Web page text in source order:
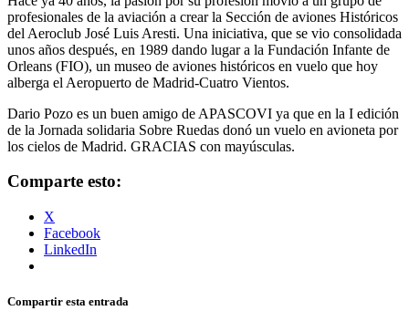
profesionales de la aviación a crear la Sección de aviones Históricos
del Aeroclub José Luis Aresti. Una iniciativa, que se vio consolidada
unos años después, en 1989 dando lugar a la Fundación Infante de
Orleans (FIO), un museo de aviones históricos en vuelo que hoy
alberga el Aeropuerto de Madrid-Cuatro Vientos.
Dario Pozo es un buen amigo de APASCOVI ya que en la I edición
de la Jornada solidaria Sobre Ruedas donó un vuelo en avioneta por
los cielos de Madrid. GRACIAS con mayúsculas.
Comparte esto:
X
Facebook
LinkedIn
Compartir esta entrada